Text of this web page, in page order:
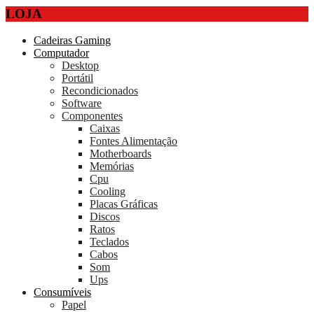
LOJA
Cadeiras Gaming
Computador
Desktop
Portátil
Recondicionados
Software
Componentes
Caixas
Fontes Alimentação
Motherboards
Memórias
Cpu
Cooling
Placas Gráficas
Discos
Ratos
Teclados
Cabos
Som
Ups
Consumíveis
Papel